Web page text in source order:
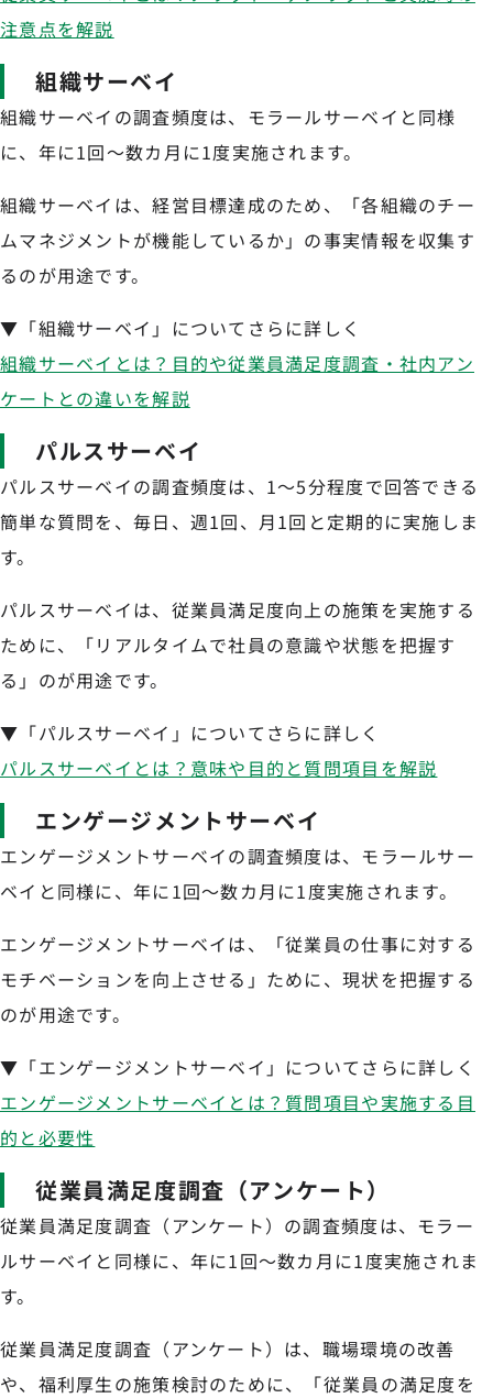
注意点を解説
組織サーベイ
組織サーベイの調査頻度は、モラールサーベイと同様
に、年に1回〜数カ月に1度実施されます。
組織サーベイは、経営目標達成のため、「各組織のチー
ムマネジメントが機能しているか」の事実情報を収集す
るのが用途です。
▼「組織サーベイ」についてさらに詳しく
組織サーベイとは？目的や従業員満足度調査・社内アン
ケートとの違いを解説
パルスサーベイ
パルスサーベイの調査頻度は、1〜5分程度で回答できる
簡単な質問を、毎日、週1回、月1回と定期的に実施しま
す。
パルスサーベイは、従業員満足度向上の施策を実施する
ために、「リアルタイムで社員の意識や状態を把握す
る」のが用途です。
▼「パルスサーベイ」についてさらに詳しく
パルスサーベイとは？意味や目的と質問項目を解説
エンゲージメントサーベイ
エンゲージメントサーベイの調査頻度は、モラールサー
ベイと同様に、年に1回〜数カ月に1度実施されます。
エンゲージメントサーベイは、「従業員の仕事に対する
モチベーションを向上させる」ために、現状を把握する
のが用途です。
▼「エンゲージメントサーベイ」についてさらに詳しく
エンゲージメントサーベイとは？質問項目や実施する目
的と必要性
従業員満足度調査（アンケート）
従業員満足度調査（アンケート）の調査頻度は、モラー
ルサーベイと同様に、年に1回〜数カ月に1度実施されま
す。
従業員満足度調査（アンケート）は、職場環境の改善
や、福利厚生の施策検討のために、「従業員の満足度を